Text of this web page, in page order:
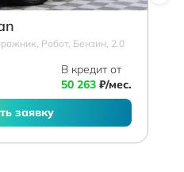
Робот, Бензин, 2.0
В кредит от
50 263 ₽/мес.
заявку